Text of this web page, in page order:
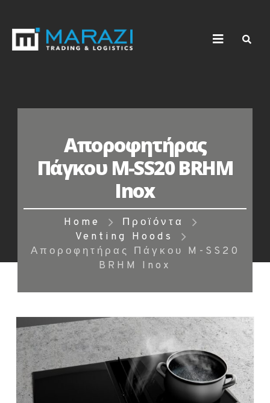
Αποροφητήρας
Πάγκου M-SS20 BRHM
Inox
Home
Προϊόντα
Venting Hoods
Αποροφητήρας Πάγκου M-SS20
BRHM Inox